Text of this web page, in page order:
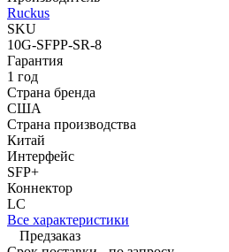
Ruckus
SKU
10G-SFPP-SR-8
Гарантия
1 год
Страна бренда
США
Страна производства
Китай
Интерфейс
SFP+
Коннектор
LC
Все характеристики
Предзаказ